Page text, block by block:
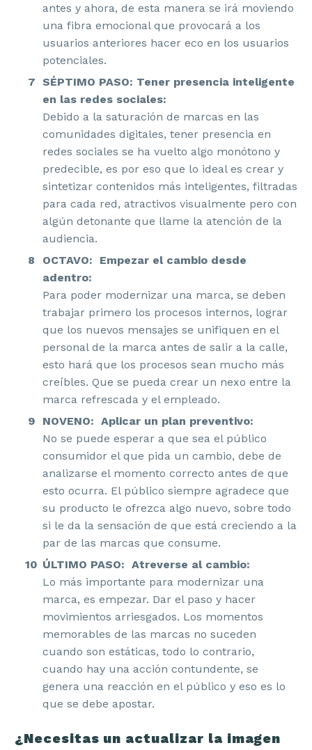
antes y ahora, de esta manera se irá moviendo
una fibra emocional que provocará a los
usuarios anteriores hacer eco en los usuarios
potenciales.
SÉPTIMO PASO: Tener presencia inteligente
en las redes sociales:
Debido a la saturación de marcas en las
comunidades digitales, tener presencia en
redes sociales se ha vuelto algo monótono y
predecible, es por eso que lo ideal es crear y
sintetizar contenidos más inteligentes, filtradas
para cada red, atractivos visualmente pero con
algún detonante que llame la atención de la
audiencia.
OCTAVO: Empezar el cambio desde
adentro:
Para poder modernizar una marca, se deben
trabajar primero los procesos internos, lograr
que los nuevos mensajes se unifiquen en el
personal de la marca antes de salir a la calle,
esto hará que los procesos sean mucho más
creíbles. Que se pueda crear un nexo entre la
marca refrescada y el empleado.
NOVENO: Aplicar un plan preventivo:
No se puede esperar a que sea el público
consumidor el que pida un cambio, debe de
analizarse el momento correcto antes de que
esto ocurra. El público siempre agradece que
su producto le ofrezca algo nuevo, sobre todo
si le da la sensación de que está creciendo a la
par de las marcas que consume.
ÚLTIMO PASO: Atreverse al cambio:
Lo más importante para modernizar una
marca, es empezar. Dar el paso y hacer
movimientos arriesgados. Los momentos
memorables de las marcas no suceden
cuando son estáticas, todo lo contrario,
cuando hay una acción contundente, se
genera una reacción en el público y eso es lo
que se debe apostar.
¿Necesitas un actualizar la imagen